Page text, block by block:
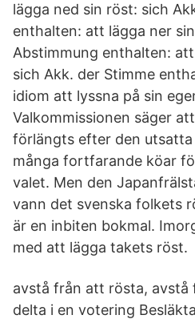
lägga ned sin röst: sich
enthalten: att lägga ner
Abstimmung enthalten:
sich Akk. der Stimme
idiom att lyssna på sin
Valkommissionen säger
förlängts efter den
många fortfarande köar
valet. Men den
vann det svenska folkets
är en inbiten bokmal.
med att lägga takets röst.
avstå från att rösta,
delta i en votering